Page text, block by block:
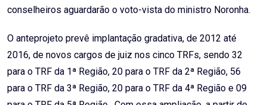
conselheiros aguardarão o voto-vista do ministro Noronha.
O anteprojeto prevê implantação gradativa, de 2012 até
2016, de novos cargos de juiz nos cinco TRFs, sendo 32
para o TRF da 1ª Região, 20 para o TRF da 2ª Região, 56
para o TRF da 3ª Região, 20 para o TRF da 4ª Região e 09